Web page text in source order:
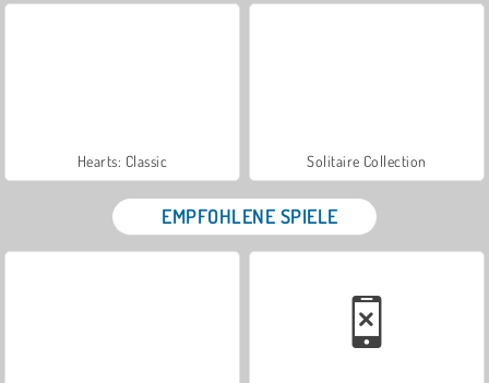
Hearts: Classic Solitaire Collection
EMPFOHLENE SPIELE